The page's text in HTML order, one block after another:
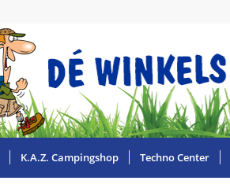
K.A.Z. Campingshop Techno Center